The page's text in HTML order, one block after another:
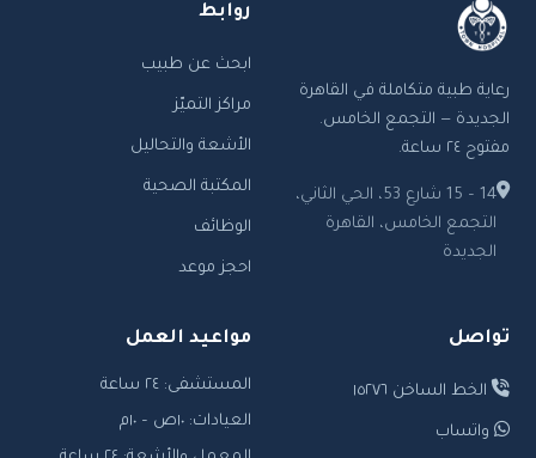
رعاية طبية متكاملة في القاهرة
الجديدة — التجمع الخامس.
مفتوح ٢٤ ساعة.
14 – 15 شارع 53، الحي الثاني،
التجمع الخامس، القاهرة
الجديدة
روابط
ابحث عن طبيب
مراكز التميّز
الأشعة والتحاليل
المكتبة الصحية
الوظائف
احجز موعد
تواصل
الخط الساخن ١٥٢٧٦
واتساب
مواعيد العمل
المستشفى: ٢٤ ساعة
العيادات: ١٠ص – ١٠م